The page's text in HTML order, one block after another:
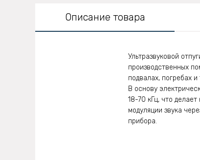
Описание товара
Ультразвуковой
производственных
подвалах, погребах и
В основу
18-70 кГц, что
модуляции звука
прибора.